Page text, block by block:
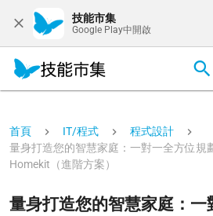
技能市集
Google Play中開啟
首頁 IT/程式
程式設計
量身打造您的智慧家庭：一對一全方位規
Homekit（進階方案）
量身打造您的智慧家庭：一